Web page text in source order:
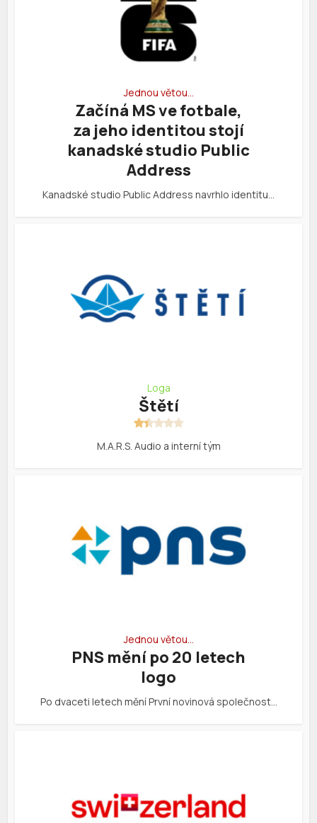
Jednou větou…
Začíná MS ve fotbale,
za jeho identitou stojí
kanadské studio Public
Address
Kanadské studio Public Address navrhlo identitu…
Loga
Štětí
M.A.R.S. Audio a interní tým
Jednou větou…
PNS mění po 20 letech
logo
Po dvaceti letech mění První novinová společnost…